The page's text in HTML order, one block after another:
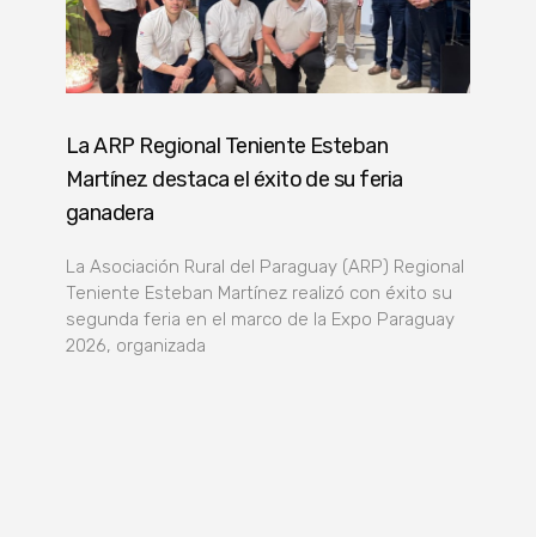
La ARP Regional Teniente Esteban
Martínez destaca el éxito de su feria
ganadera
La Asociación Rural del Paraguay (ARP) Regional
Teniente Esteban Martínez realizó con éxito su
segunda feria en el marco de la Expo Paraguay
2026, organizada